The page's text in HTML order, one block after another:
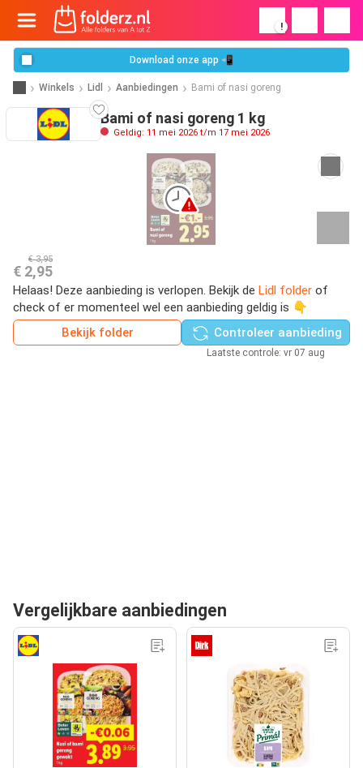
!
Download onze app 📲
Winkels Lidl Aanbiedingen Bami of nasi goreng
Bami of nasi goreng 1 kg
Geldig: 11 mei 2026 t/m 17 mei 2026
€ 3,95
€ 2,95
Helaas! Deze aanbieding is verlopen. Bekijk de Lidl folder of
check of er momenteel wel een aanbieding geldig is 👇
Bekijk folder
Controleer aanbieding
Laatste controle: vr 07 aug
Vergelijkbare aanbiedingen